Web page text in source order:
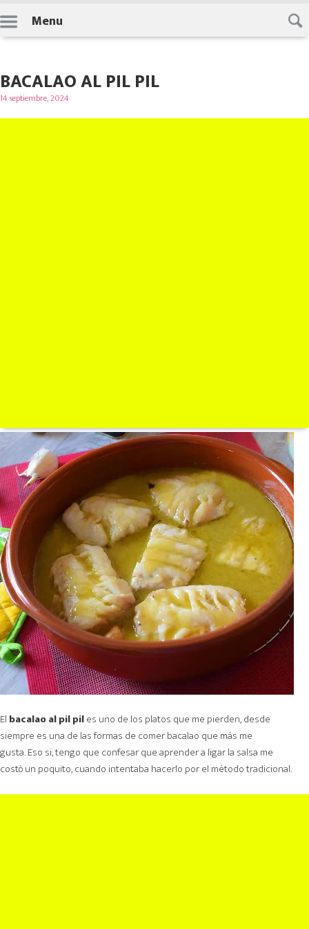
Skip
to
content
Menu
BACALAO AL PIL PIL
Posted
14 septiembre, 2024
El bacalao al pil piles uno de los platos que me pierden, desde
siempre es una de las formas de comer bacalao que más me
gusta. Eso si, tengo que confesar que aprender a ligar la salsa me
costó un poquito, cuando intentaba hacerlo por el método tradicional.